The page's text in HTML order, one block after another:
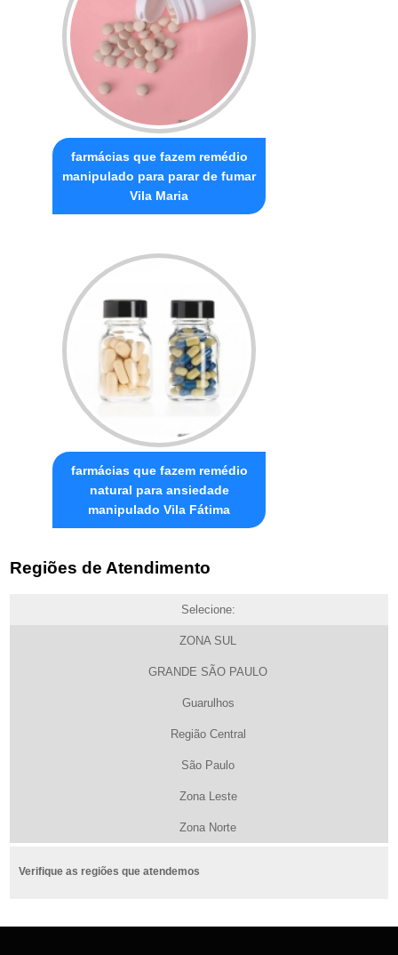
farmácias que fazem remédio
manipulado para parar de fumar
Vila Maria
farmácias que fazem remédio
natural para ansiedade
manipulado Vila Fátima
Regiões de Atendimento
Selecione:
ZONA SUL
GRANDE SÃO PAULO
Guarulhos
Região Central
São Paulo
Zona Leste
Zona Norte
Verifique as regiões que atendemos